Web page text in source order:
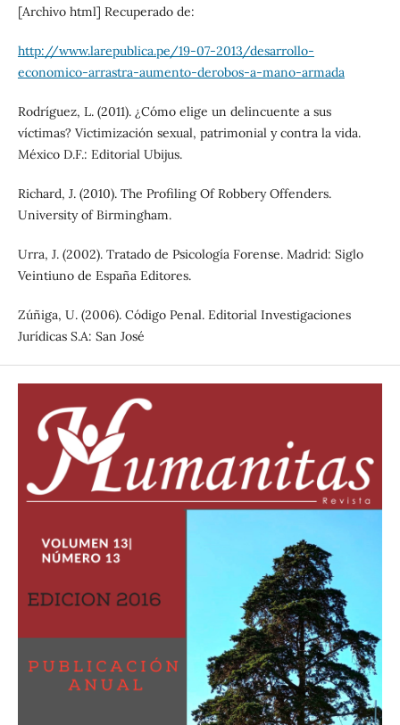
[Archivo html] Recuperado de:
http://www.larepublica.pe/19-07-2013/desarrollo-
economico-arrastra-aumento-derobos-a-mano-armada
Rodríguez, L. (2011). ¿Cómo elige un delincuente a sus
víctimas? Victimización sexual, patrimonial y contra la vida.
México D.F.: Editorial Ubijus.
Richard, J. (2010). The Profiling Of Robbery Offenders.
University of Birmingham.
Urra, J. (2002). Tratado de Psicología Forense. Madrid: Siglo
Veintiuno de España Editores.
Zúñiga, U. (2006). Código Penal. Editorial Investigaciones
Jurídicas S.A: San José